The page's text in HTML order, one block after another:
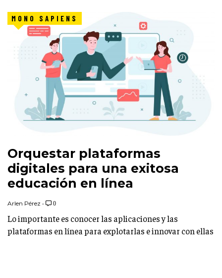
MONO SAPIENS
Orquestar plataformas
digitales para una exitosa
educación en línea
Arlen Pérez • 0
Lo importante es conocer las aplicaciones y las
plataformas en línea para explotarlas e innovar con ellas